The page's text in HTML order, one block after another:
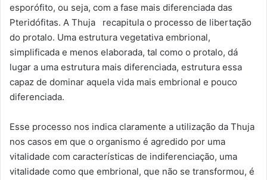
esporófito, ou seja, com a fase mais diferenciada das
Pteridófitas. A Thuja recapitula o processo de libertação
do protalo. Uma estrutura vegetativa embrional,
simplificada e menos elaborada, tal como o protalo, dá
lugar a uma estrutura mais diferenciada, estrutura essa
capaz de dominar aquela vida mais embrional e pouco
diferenciada.
Esse processo nos indica claramente a utilização da Thuja
nos casos em que o organismo é agredido por uma
vitalidade com características de indiferenciação, uma
vitalidade como que embrional, que não se transformou, é